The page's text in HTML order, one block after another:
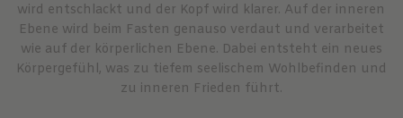
wird entschlackt und der Kopf wird klarer. Auf der inneren
Ebene wird beim Fasten genauso verdaut und verarbeitet
wie auf der körperlichen Ebene. Dabei entsteht ein neues
Körpergefühl, was zu tiefem seelischem Wohlbefinden und
zu inneren Frieden führt.